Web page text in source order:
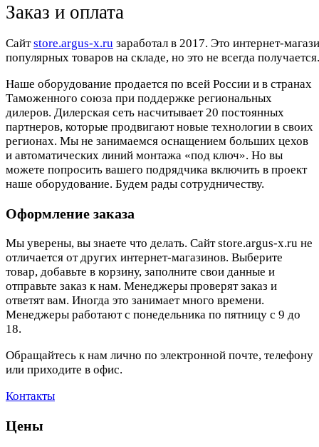
Заказ и оплата
Cайтstore.argus-x.ru заработал в 2017. Это интернет-
популярных товаров на складе, но это не всегда
Наше оборудование продается по всей России и в странах
Таможенного союза при поддержке региональных
дилеров. Дилерская сеть насчитывает 20 постоянных
партнеров, которые продвигают новые технологии в своих
регионах. Мы не занимаемся оснащением больших цехов
и автоматических линий монтажа «под ключ». Но вы
можете попросить вашего подрядчика включить в проект
наше оборудование. Будем рады сотрудничеству.
Оформление заказа
Мы уверены, вы знаете что делать. Сайт store.argus-x.ru не
отличается от других интернет-магазинов. Выберите
товар, добавьте в корзину, заполните свои данные и
отправьте заказ к нам. Менеджеры проверят заказ и
ответят вам. Иногда это занимает много времени.
Менеджеры работают с понедельника по пятницу с 9 до
18.
Обращайтесь к нам лично по электронной почте, телефону
или приходите в офис.
Контакты
Цены